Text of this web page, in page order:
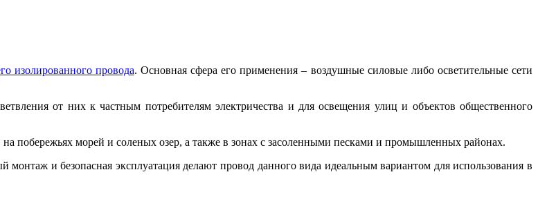
изолированного провода. Основная сфера его применения – воздушные силовые либо осветительные сети
от них к частным потребителям электричества и для освещения улиц и объектов общественного
побережьях морей и соленых озер, а также в зонах с засоленными песками и промышленных районах.
и безопасная эксплуатация делают провод данного вида идеальным вариантом для использования в